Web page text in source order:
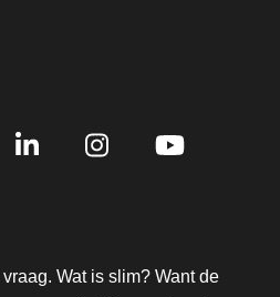
Wat is slim? Want de